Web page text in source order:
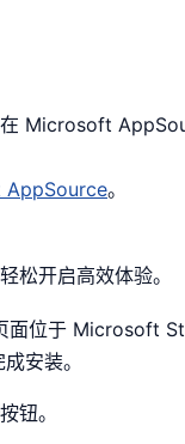
Microsoft
。
松开启高效体验。
面位于 Microsoft
安装。
按钮。